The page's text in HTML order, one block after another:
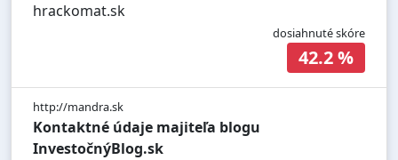
hrackomat.sk
dosiahnuté skóre
42.2 %
http://mandra.sk
Kontaktné údaje majiteľa blogu
InvestočnýBlog.sk